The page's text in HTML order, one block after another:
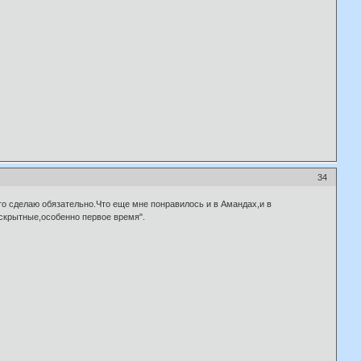
34
сделаю обязательно.Что еще мне понравилось и в Амандах,и в
первое время".